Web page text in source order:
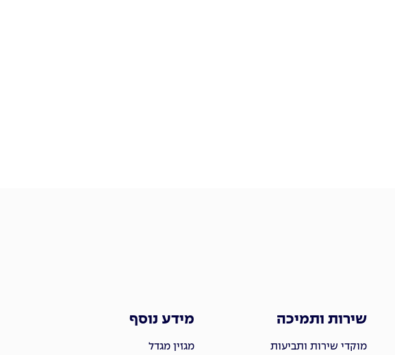
שירות ותמיכה
מוקדי שירות ותביעות
מידע נוסף
מגזין מגדל